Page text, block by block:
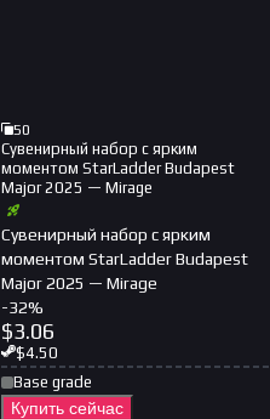
50
Сувенирный набор с ярким
моментом StarLadder Budapest
Major 2025 — Mirage
Сувенирный набор с ярким
моментом StarLadder Budapest
Major 2025 — Mirage
-32%
$3.06
$4.50
Base grade
Купить сейчас